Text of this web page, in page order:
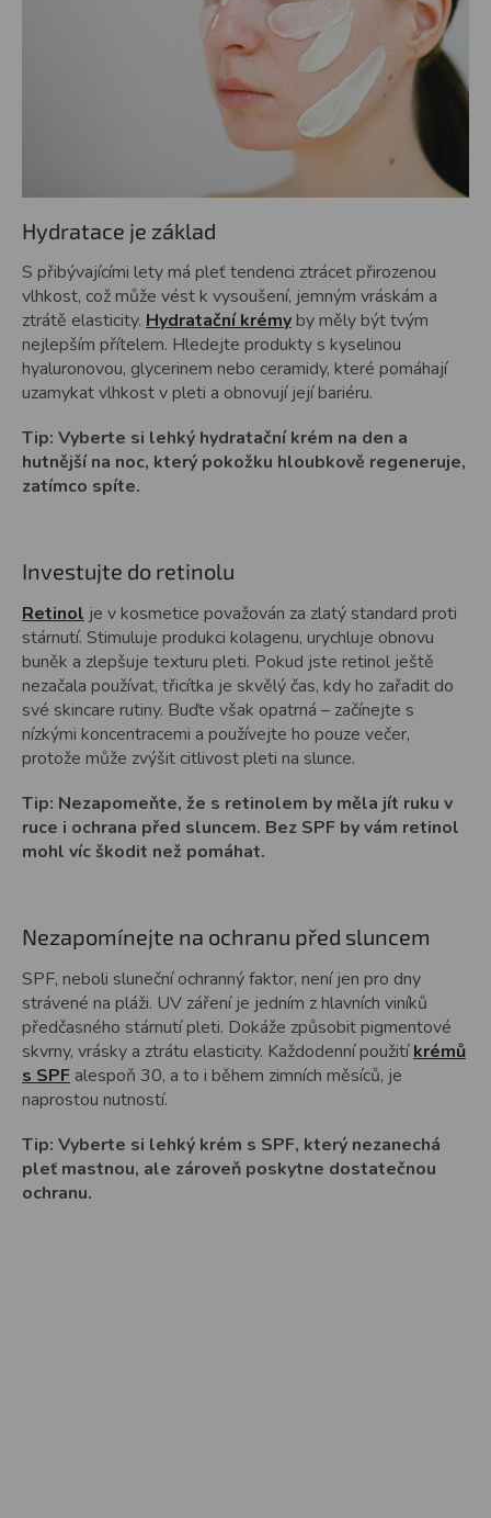
Hydratace je základ
S přibývajícími lety má pleť tendenci ztrácet přirozenou
vlhkost, což může vést k vysoušení, jemným vráskám a
ztrátě elasticity. Hydratační krémyby měly být tvým
nejlepším přítelem. Hledejte produkty s kyselinou
hyaluronovou, glycerinem nebo ceramidy, které pomáhají
uzamykat vlhkost v pleti a obnovují její bariéru.
Tip: Vyberte si lehký hydratační krém na den a
hutnější na noc, který pokožku hloubkově regeneruje,
zatímco spíte.
Investujte do retinolu
Retinol je v kosmetice považován za zlatý standard proti
stárnutí. Stimuluje produkci kolagenu, urychluje obnovu
buněk a zlepšuje texturu pleti. Pokud jste retinol ještě
nezačala používat, třicítka je skvělý čas, kdy ho zařadit do
své skincare rutiny. Buďte však opatrná – začínejte s
nízkými koncentracemi a používejte ho pouze večer,
protože může zvýšit citlivost pleti na slunce.
Tip: Nezapomeňte, že s retinolem by měla jít ruku v
ruce i ochrana před sluncem. Bez SPF by vám retinol
mohl víc škodit než pomáhat.
Nezapomínejte na ochranu před sluncem
SPF, neboli sluneční ochranný faktor, není jen pro dny
strávené na pláži. UV záření je jedním z hlavních viníků
předčasného stárnutí pleti. Dokáže způsobit pigmentové
skvrny, vrásky a ztrátu elasticity. Každodenní použitíkrémů
s SPF alespoň 30, a to i během zimních měsíců, je
naprostou nutností.
Tip: Vyberte si lehký krém s SPF, který nezanechá
pleť mastnou, ale zároveň poskytne dostatečnou
ochranu.